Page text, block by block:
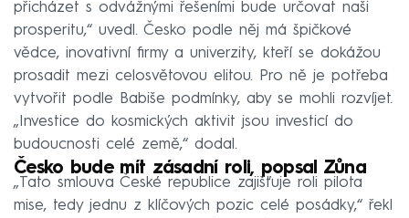
přicházet s odvážnými řešeními bude určovat naši
prosperitu,“ uvedl. Česko podle něj má špičkové
vědce, inovativní firmy a univerzity, kteří se dokážou
prosadit mezi celosvětovou elitou. Pro ně je potřeba
vytvořit podle Babiše podmínky, aby se mohli rozvíjet.
„Investice do kosmických aktivit jsou investicí do
budoucnosti celé země,“ dodal.
Česko bude mít zásadní roli, popsal Zůna
„Tato smlouva České republice zajišťuje roli pilota
mise, tedy jednu z klíčových pozic celé posádky,“ řekl